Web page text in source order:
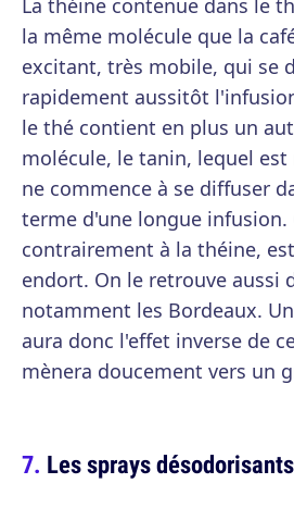
La théine contenue dans le
la même molécule que la
excitant, très mobile, qui se
rapidement aussitôt
le thé contient en plus un
molécule, le tanin, lequel
ne commence à se diffuser
terme d'une longue infusion.
contrairement à la théine,
endort. On le retrouve aussi
notamment les Bordeaux.
aura donc l'effet inverse de
mènera doucement vers un
Les sprays désodorisants